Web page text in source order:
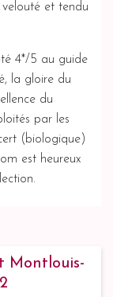
et tendu
4*/5 au guide
la gloire du
du
par les
(biologique)
est heureux
Montlouis-